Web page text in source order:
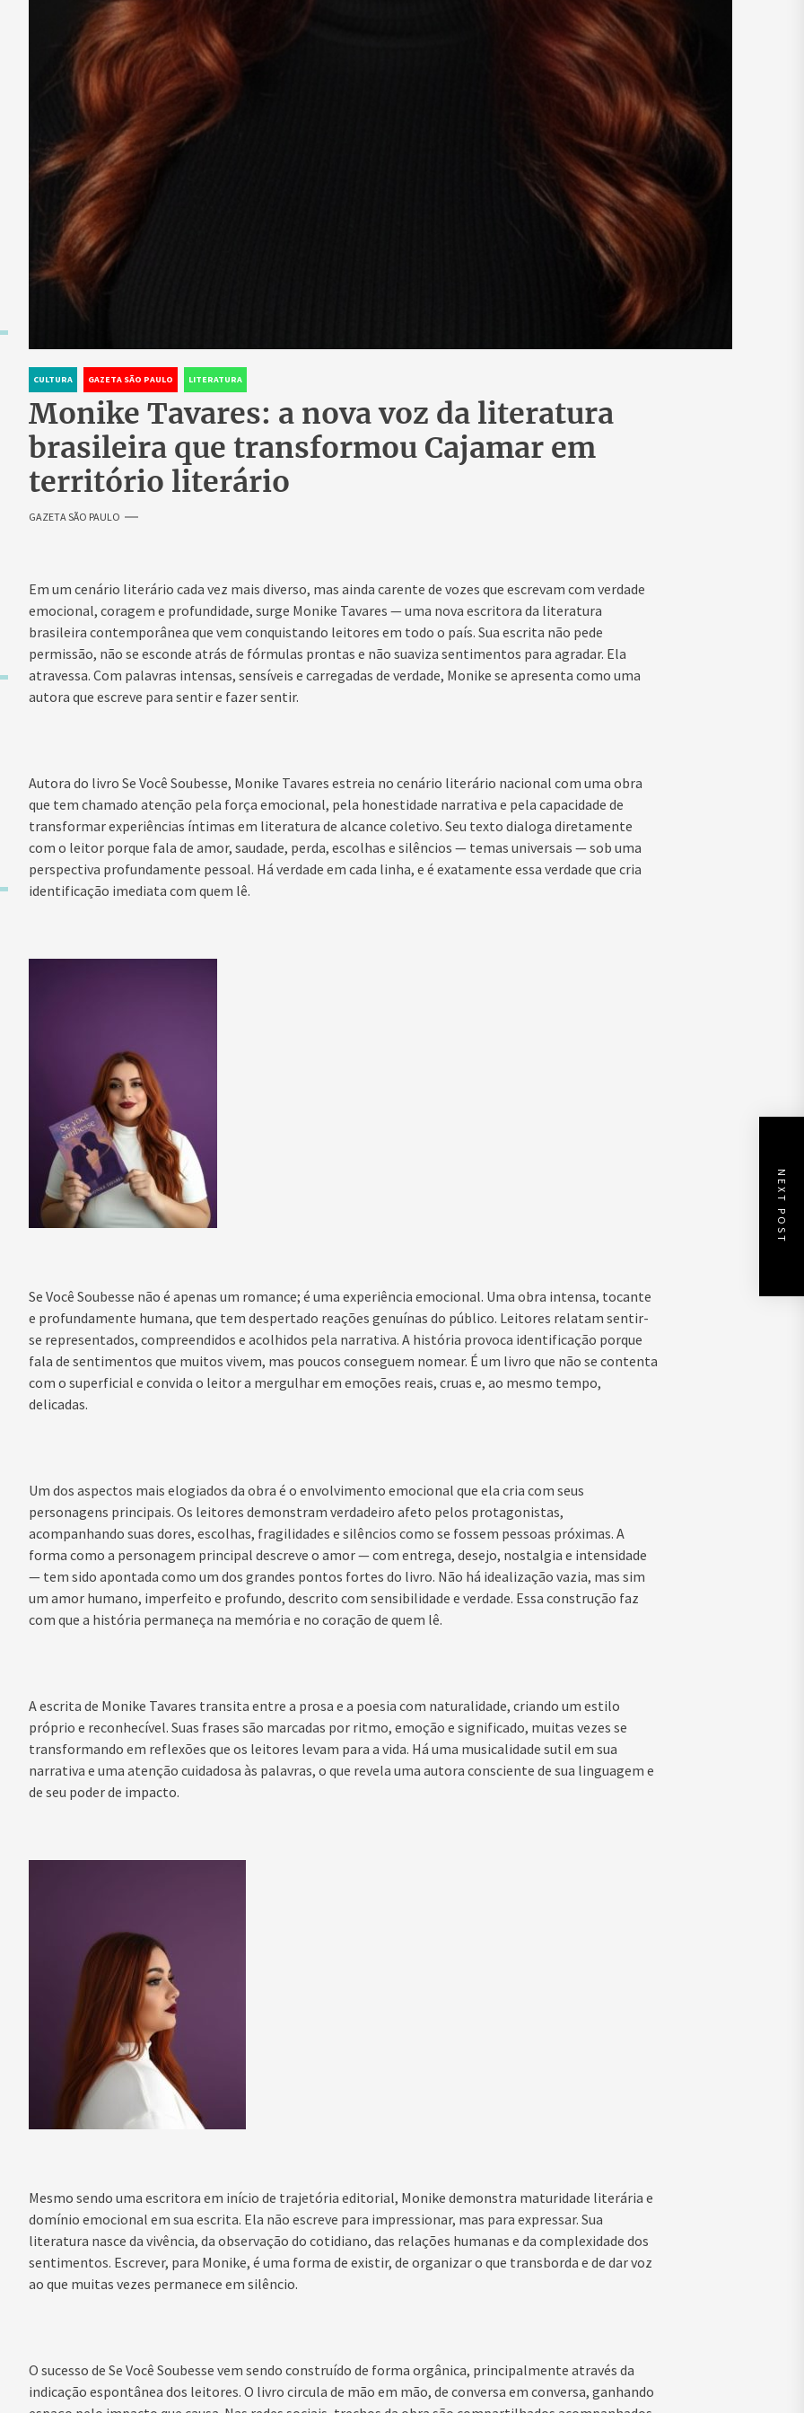
CULTURA GAZETA SÃO PAULO LITERATURA
Monike Tavares: a nova voz da literatura
brasileira que transformou Cajamar em
território literário
GAZETA SÃO PAULO
Em um cenário literário cada vez mais diverso, mas ainda carente de vozes que escrevam com verdade
emocional, coragem e profundidade, surge Monike Tavares — uma nova escritora da literatura
brasileira contemporânea que vem conquistando leitores em todo o país. Sua escrita não pede
permissão, não se esconde atrás de fórmulas prontas e não suaviza sentimentos para agradar. Ela
atravessa. Com palavras intensas, sensíveis e carregadas de verdade, Monike se apresenta como uma
autora que escreve para sentir e fazer sentir.
Autora do livro Se Você Soubesse, Monike Tavares estreia no cenário literário nacional com uma obra
que tem chamado atenção pela força emocional, pela honestidade narrativa e pela capacidade de
transformar experiências íntimas em literatura de alcance coletivo. Seu texto dialoga diretamente
com o leitor porque fala de amor, saudade, perda, escolhas e silêncios — temas universais — sob uma
perspectiva profundamente pessoal. Há verdade em cada linha, e é exatamente essa verdade que cria
identificação imediata com quem lê.
Se Você Soubesse não é apenas um romance; é uma experiência emocional. Uma obra intensa, tocante
e profundamente humana, que tem despertado reações genuínas do público. Leitores relatam sentir-
se representados, compreendidos e acolhidos pela narrativa. A história provoca identificação porque
fala de sentimentos que muitos vivem, mas poucos conseguem nomear. É um livro que não se contenta
com o superficial e convida o leitor a mergulhar em emoções reais, cruas e, ao mesmo tempo,
delicadas.
Um dos aspectos mais elogiados da obra é o envolvimento emocional que ela cria com seus
personagens principais. Os leitores demonstram verdadeiro afeto pelos protagonistas,
acompanhando suas dores, escolhas, fragilidades e silêncios como se fossem pessoas próximas. A
forma como a personagem principal descreve o amor — com entrega, desejo, nostalgia e intensidade
— tem sido apontada como um dos grandes pontos fortes do livro. Não há idealização vazia, mas sim
um amor humano, imperfeito e profundo, descrito com sensibilidade e verdade. Essa construção faz
com que a história permaneça na memória e no coração de quem lê.
A escrita de Monike Tavares transita entre a prosa e a poesia com naturalidade, criando um estilo
próprio e reconhecível. Suas frases são marcadas por ritmo, emoção e significado, muitas vezes se
transformando em reflexões que os leitores levam para a vida. Há uma musicalidade sutil em sua
narrativa e uma atenção cuidadosa às palavras, o que revela uma autora consciente de sua linguagem e
de seu poder de impacto.
Mesmo sendo uma escritora em início de trajetória editorial, Monike demonstra maturidade literária e
domínio emocional em sua escrita. Ela não escreve para impressionar, mas para expressar. Sua
literatura nasce da vivência, da observação do cotidiano, das relações humanas e da complexidade dos
sentimentos. Escrever, para Monike, é uma forma de existir, de organizar o que transborda e de dar voz
ao que muitas vezes permanece em silêncio.
O sucesso de Se Você Soubesse vem sendo construído de forma orgânica, principalmente através da
indicação espontânea dos leitores. O livro circula de mão em mão, de conversa em conversa, ganhando
NEXT POST